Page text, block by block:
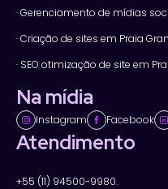
· Gerenciamento de mídias
· Criação de sites em Praia
· SEO otimização de site em
Na mídia
Instagram Facebook
Atendimento
+55 (11) 94500-9980.